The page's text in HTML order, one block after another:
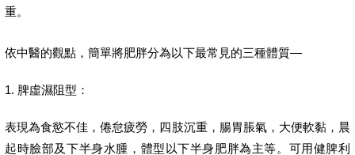
重。
依中醫的觀點，簡單將肥胖分為以下最常見的三種體質—
1. 脾虛濕阻型：
表現為食慾不佳，倦怠疲勞，四肢沉重，腸胃脹氣，大便軟黏，晨
起時臉部及下半身水腫，體型以下半身肥胖為主等。可用健脾利